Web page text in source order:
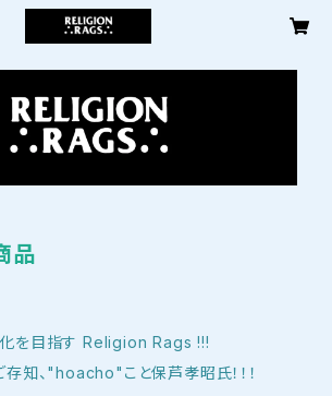
品
を目指す Religion Rags !!!
存知、"hoacho"こと保芦孝昭氏！！！